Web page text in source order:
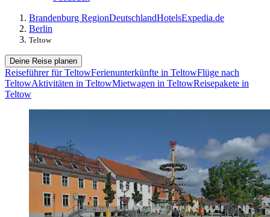
Brandenburg RegionDeutschlandHotelsExpedia.de
Berlin
Teltow
Deine Reise planen
Reiseführer für TeltowFerienunterkünfte in TeltowFlüge nach
TeltowAktivitäten in TeltowMietwagen in TeltowReisepakete in
Teltow